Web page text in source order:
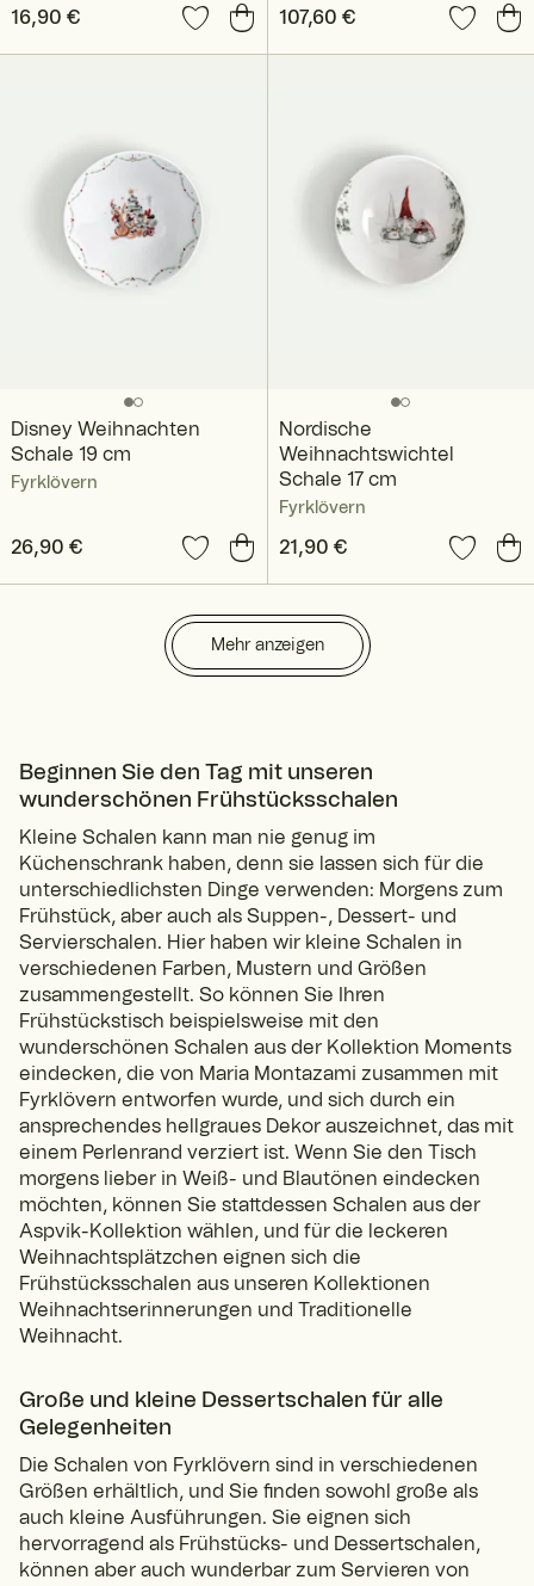
Preis:16,90 €
16,90 € Preis:107,60 €
107,60 €
Disney Weihnachten
Schale 19 cm
Fyrklövern
Preis: 26,90 €
26,90 €
Nordische
Weihnachtswichtel
Schale 17 cm
Fyrklövern
Preis:21,90 €
21,90 €
Mehr anzeigen
Beginnen Sie den Tag mit unseren
wunderschönen Frühstücksschalen
Kleine Schalen kann man nie genug im
Küchenschrank haben, denn sie lassen sich für die
unterschiedlichsten Dinge verwenden: Morgens zum
Frühstück, aber auch als Suppen-, Dessert- und
Servierschalen. Hier haben wir kleine Schalen in
verschiedenen Farben, Mustern und Größen
zusammengestellt. So können Sie Ihren
Frühstückstisch beispielsweise mit den
wunderschönen Schalen aus der Kollektion Moments
eindecken, die von Maria Montazami zusammen mit
Fyrklövern entworfen wurde, und sich durch ein
ansprechendes hellgraues Dekor auszeichnet, das mit
einem Perlenrand verziert ist. Wenn Sie den Tisch
morgens lieber in Weiß- und Blautönen eindecken
möchten, können Sie stattdessen Schalen aus der
Aspvik-Kollektion wählen, und für die leckeren
Weihnachtsplätzchen eignen sich die
Frühstücksschalen aus unseren Kollektionen
Weihnachtserinnerungen und Traditionelle
Weihnacht.
Große und kleine Dessertschalen für alle
Gelegenheiten
Die Schalen von Fyrklövern sind in verschiedenen
Größen erhältlich, und Sie finden sowohl große als
auch kleine Ausführungen. Sie eignen sich
hervorragend als Frühstücks- und Dessertschalen,
können aber auch wunderbar zum Servieren von